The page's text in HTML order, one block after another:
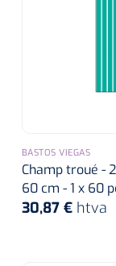
BASTOS VIEGAS
Champ troué -
60 cm - 1 x 60
30,87 € htva